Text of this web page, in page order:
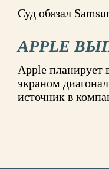
Суд обязал
APPLE
Apple планирует
экраном
источник в